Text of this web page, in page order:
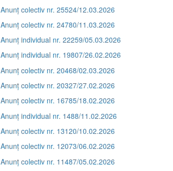
Anunț colectiv nr. 25524/12.03.2026
Anunț colectiv nr. 24780/11.03.2026
Anunț individual nr. 22259/05.03.2026
Anunț individual nr. 19807/26.02.2026
Anunț colectiv nr. 20468/02.03.2026
Anunț colectiv nr. 20327/27.02.2026
Anunț colectiv nr. 16785/18.02.2026
Anunț individual nr. 1488/11.02.2026
Anunț colectiv nr. 13120/10.02.2026
Anunț colectiv nr. 12073/06.02.2026
Anunț colectiv nr. 11487/05.02.2026